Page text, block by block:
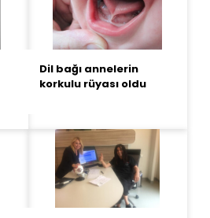
Dil bağı annelerin
korkulu rüyası oldu